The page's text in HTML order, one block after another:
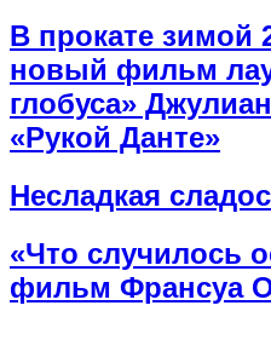
В прокате зимой
новый фильм
глобуса»
«Рукой Данте»
Несладкая
«Что случилось
фильм Франсуа